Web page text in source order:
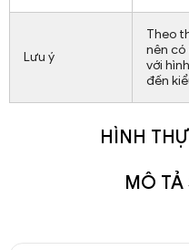
Lưu ý
Theo
nên có
với
đến
HÌNH
MÔ TẢ